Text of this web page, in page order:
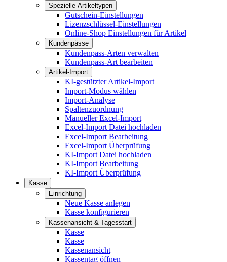
Spezielle Artikeltypen
Gutschein-Einstellungen
Lizenzschlüssel-Einstellungen
Online-Shop Einstellungen für Artikel
Kundenpässe
Kundenpass-Arten verwalten
Kundenpass-Art bearbeiten
Artikel-Import
KI-gestützter Artikel-Import
Import-Modus wählen
Import-Analyse
Spaltenzuordnung
Manueller Excel-Import
Excel-Import Datei hochladen
Excel-Import Bearbeitung
Excel-Import Überprüfung
KI-Import Datei hochladen
KI-Import Bearbeitung
KI-Import Überprüfung
Kasse
Einrichtung
Neue Kasse anlegen
Kasse konfigurieren
Kassenansicht & Tagesstart
Kasse
Kasse
Kassenansicht
Kassentag öffnen